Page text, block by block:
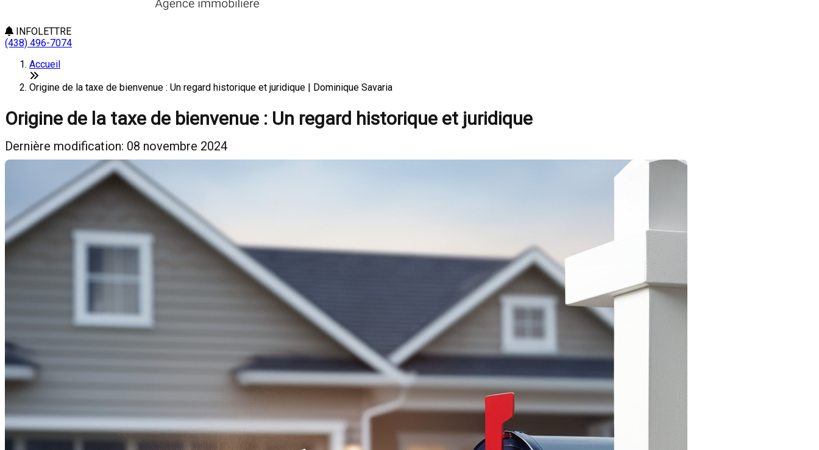
INFOLETTRE
(438) 496-7074
Accueil
Origine de la taxe de bienvenue : Un regard historique et juridique | Dominique Savaria
Origine de la taxe de bienvenue : Un regard historique et juridique
Dernière modification: 08 novembre 2024